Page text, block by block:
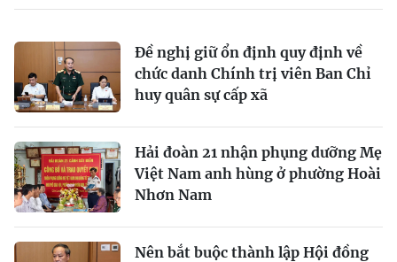
Đề nghị giữ ổn định quy định về
chức danh Chính trị viên Ban Chỉ
huy quân sự cấp xã
Hải đoàn 21 nhận phụng dưỡng Mẹ
Việt Nam anh hùng ở phường Hoài
Nhơn Nam
Nên bắt buộc thành lập Hội đồng